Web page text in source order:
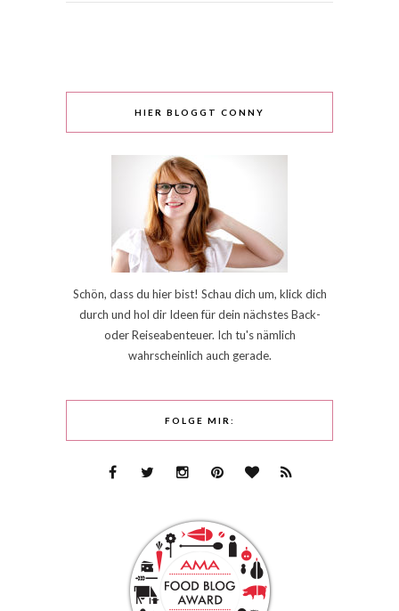
HIER BLOGGT CONNY
Schön, dass du hier bist! Schau dich um, klick dich
durch und hol dir Ideen für dein nächstes Back-
oder Reiseabenteuer. Ich tu's nämlich
wahrscheinlich auch gerade.
FOLGE MIR: